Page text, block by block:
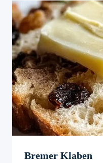
Bremer Klaben